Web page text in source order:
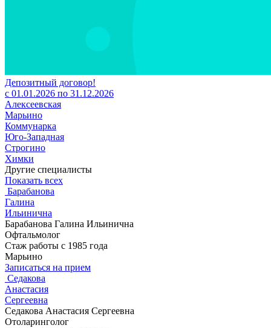
Депозитный договор!
с 01.01.2026 по 31.12.2026
Алексеевская
Марьино
Коммунарка
Юго-Западная
Строгино
Химки
Другие специалисты
Показать всех
Барабанова
Галина
Ильинична
Барабанова Галина Ильинична
Офтальмолог
Стаж работы с 1985 года
Марьино
Записаться на прием
Седакова
Анастасия
Сергеевна
Седакова Анастасия Сергеевна
Отоларинголог